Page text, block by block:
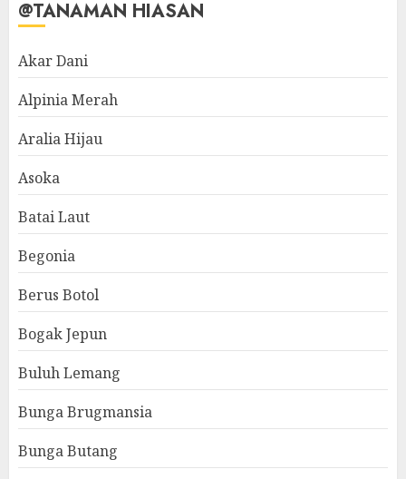
@TANAMAN HIASAN
Akar Dani
Alpinia Merah
Aralia Hijau
Asoka
Batai Laut
Begonia
Berus Botol
Bogak Jepun
Buluh Lemang
Bunga Brugmansia
Bunga Butang